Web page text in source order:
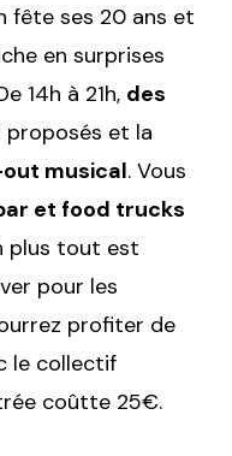
fête ses 20 ans et
en surprises
14h à 21h, des
et la
musical. Vous
et food trucks
plus tout est
pour les
profiter de
le collectif
coûtte 25€.